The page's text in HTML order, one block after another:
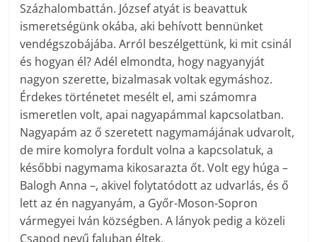
Százhalombattán. József atyát is beavattuk
ismeretségünk okába, aki behívott bennünket
vendégszobájába. Arról beszélgettünk, ki mit csinál
és hogyan él? Adél elmondta, hogy nagyanyját
nagyon szerette, bizalmasak voltak egymáshoz.
Érdekes történetet mesélt el, ami számomra
ismeretlen volt, apai nagyapámmal kapcsolatban.
Nagyapám az ő szeretett nagymamájának udvarolt,
de mire komolyra fordult volna a kapcsolatuk, a
későbbi nagymama kikosarazta őt. Volt egy húga –
Balogh Anna –, akivel folytatódott az udvarlás, és ő
lett az én nagyanyám, a Győr-Moson-Sopron
vármegyei Iván községben. A lányok pedig a közeli
Csapod nevű faluban éltek.